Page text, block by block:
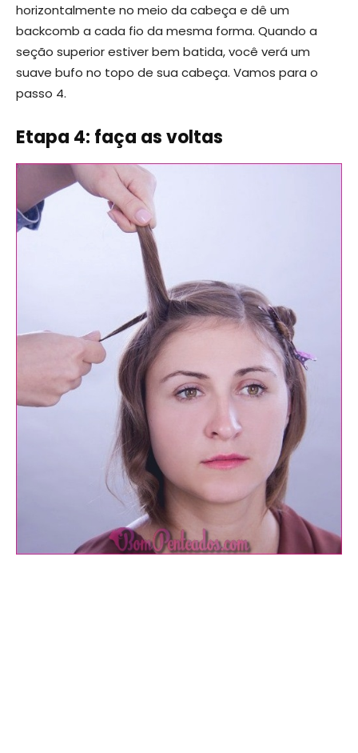
horizontalmente no meio da cabeça e dê um
backcomb a cada fio da mesma forma. Quando a
seção superior estiver bem batida, você verá um
suave bufo no topo de sua cabeça. Vamos para o
passo 4.
Etapa 4: faça as voltas